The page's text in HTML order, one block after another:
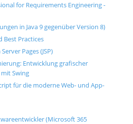
for Requirements Engineering -
in Java 9 gegenüber Version 8)
Best Practices
Pages (JSP)
Entwicklung grafischer
Swing
für die moderne Web- und App-
(Microsoft 365